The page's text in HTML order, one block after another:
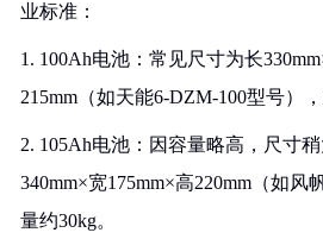
业标准：
1. 100Ah电池：常见尺寸为长
215mm（如天能6-DZM-100型号），
2. 105Ah电池：因容量略高，尺寸
340mm×宽175mm×高220mm（如风
量约30kg。